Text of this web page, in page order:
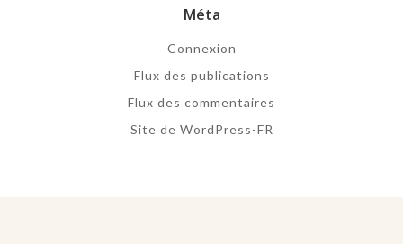
Méta
Connexion
Flux des publications
Flux des commentaires
Site de WordPress-FR